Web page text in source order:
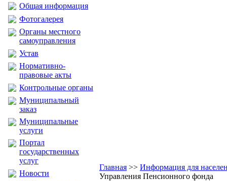
Общая информация
Фотогалерея
Органы местного
самоуправления
Устав
Нормативно-
правовые акты
Контрольные органы
Муниципальный
заказ
Муниципальные
услуги
Портал
государственных
услуг
Новости
Главная >> Информация для
Управления Пенсионного фонда